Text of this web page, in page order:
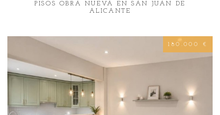
PISOS OBRA NUEVA EN SAN JUAN DE
ALICANTE
180.000 €